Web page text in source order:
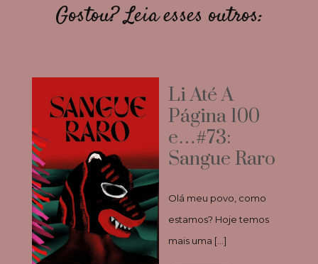
Gostou? Leia esses outros:
Li Até A
Página 100
e…#73:
Sangue Raro
Olá meu povo, como
estamos? Hoje temos
mais uma […]